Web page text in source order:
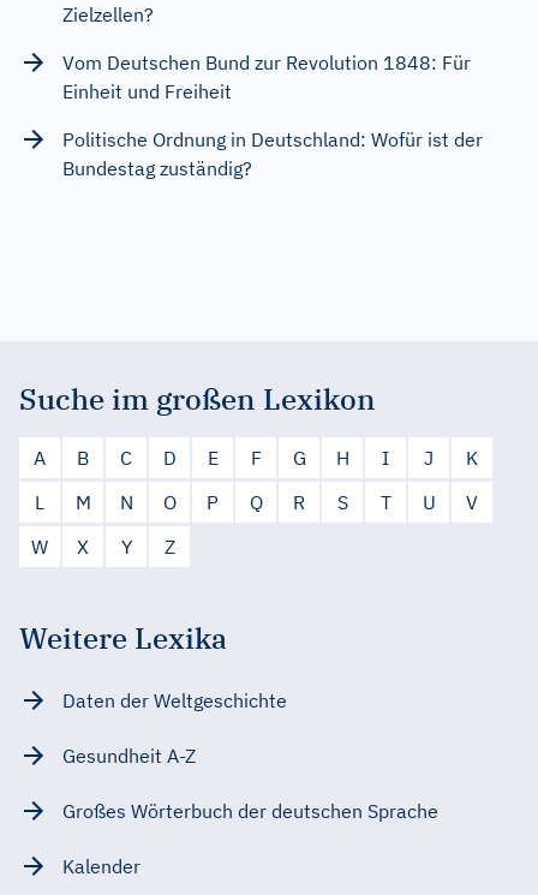
Zielzellen?
Vom Deutschen Bund zur Revolution 1848: Für
Einheit und Freiheit
Politische Ordnung in Deutschland: Wofür ist der
Bundestag zuständig?
Suche im großen Lexikon
A B C D E F G H I J
K
L
M N O P Q R S T U
V
W
X Y Z
Weitere Lexika
Daten der Weltgeschichte
Gesundheit A-Z
Großes Wörterbuch der deutschen Sprache
Kalender